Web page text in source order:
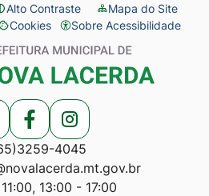
Alto Contraste
Mapa do Site
Cookies
Abrir
preferências
de
cookies
Sobre Acessibilidade
Acessar
a
Rede
Acessar
a
Rede
4045
13:00 - 17:00